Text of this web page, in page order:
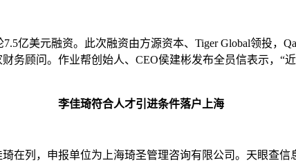
亿美元融资。此次融资由方源资本、Tiger Global领投，
务顾问。作业帮创始人、CEO侯建彬发布全员信表示，“
李佳琦符合人才引进条件落户上海
在列，申报单位为上海琦圣管理咨询有限公司。天眼查